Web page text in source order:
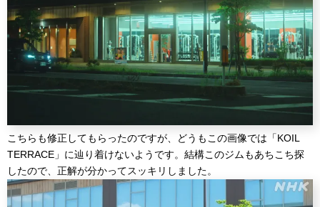
こちらも修正してもらったのですが、どうもこの画像では「KOIL
TERRACE」に辿り着けないようです。結構このジムもあちこち探
したので、正解が分かってスッキリしました。